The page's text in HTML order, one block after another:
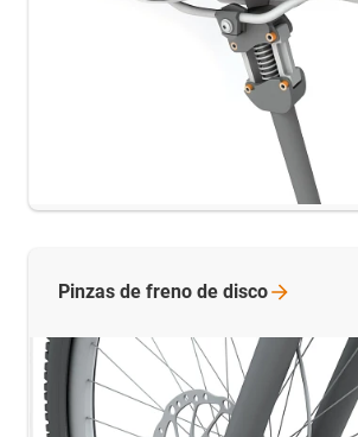
Pinzas de freno de disco